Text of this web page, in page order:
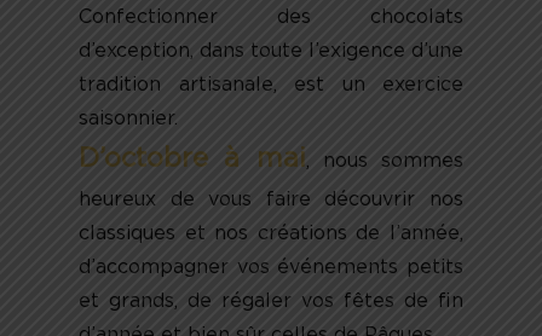
Confectionner des chocolats
d’exception, dans toute l’exigence d’une
tradition artisanale, est un exercice
saisonnier.
D’octobre à mai, nous sommes
heureux de vous faire découvrir nos
classiques et nos créations de l’année,
d’accompagner vos événements petits
et grands, de régaler vos fêtes de fin